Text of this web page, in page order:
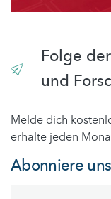
Folge
und
Melde dich
erhalte jeden
Abonniere